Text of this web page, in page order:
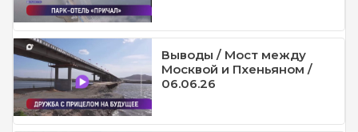
Выводы / Мост между
Москвой и Пхеньяном /
06.06.26